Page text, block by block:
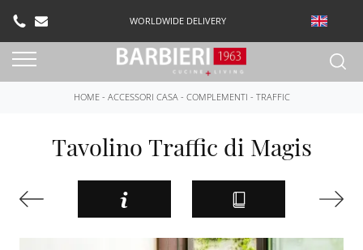
WORLDWIDE DELIVERY
HOME- ACCESSORI CASA- COMPLEMENTI - TRAFFIC
Tavolino Traffic di Magis